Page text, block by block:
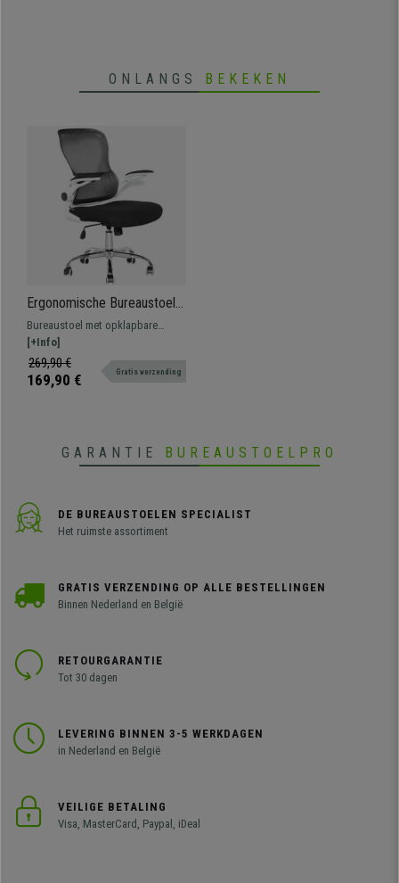
ONLANGS BEKEKEN
Ergonomische Bureaustoel
CORFU, lendensteun,
Opklapbare Armleuningen,
Zwart / Wit
Bureaustoel met opklapbare
armleuningen en ergonomisch
design. Hij beschikt over een
lendensteun
[+Info]
269,90 €
169,90 € Gratis verzending
GARANTIE BUREAUSTOELPRO
DE BUREAUSTOELEN SPECIALIST
Het ruimste assortiment
GRATIS VERZENDING OP ALLE BESTELLINGEN
Binnen Nederland en België
RETOURGARANTIE
Tot 30 dagen
LEVERING BINNEN 3-5 WERKDAGEN
in Nederland en België
VEILIGE BETALING
Visa, MasterCard, Paypal, iDeal